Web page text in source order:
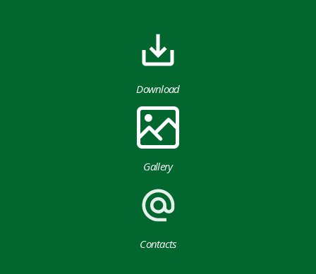
Download
Gallery
Contacts